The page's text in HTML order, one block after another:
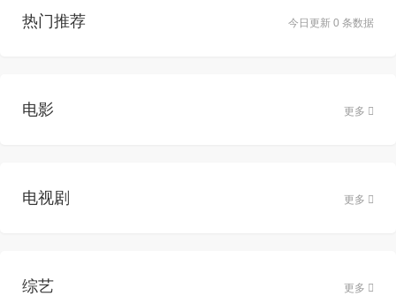
今日更新 0 条数据
热门推荐
电影 更多
电视剧 更多
综艺 更多